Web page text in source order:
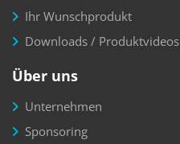
Ihr Wunschprodukt
Downloads / Produktvideos
Über uns
Unternehmen
Sponsoring